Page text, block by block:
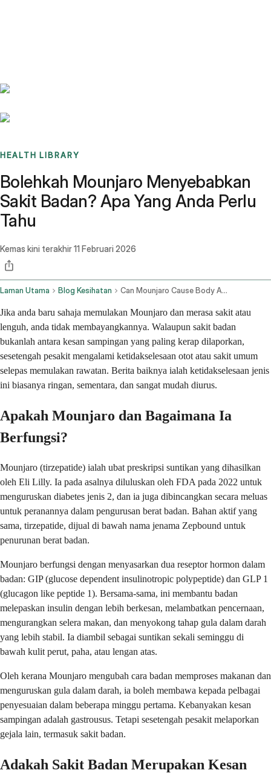
HEALTH LIBRARY
Bolehkah Mounjaro Menyebabkan
Sakit Badan? Apa Yang Anda Perlu
Tahu
Kemas kini terakhir11 Februari 2026
Laman Utama Blog Kesihatan Can Mounjaro Cause Body Aches
Jika anda baru sahaja memulakan Mounjaro dan merasa sakit atau
lenguh, anda tidak membayangkannya. Walaupun sakit badan
bukanlah antara kesan sampingan yang paling kerap dilaporkan,
sesetengah pesakit mengalami ketidakselesaan otot atau sakit umum
selepas memulakan rawatan. Berita baiknya ialah ketidakselesaan jenis
ini biasanya ringan, sementara, dan sangat mudah diurus.
Apakah Mounjaro dan Bagaimana Ia
Berfungsi?
Mounjaro (tirzepatide) ialah ubat preskripsi suntikan yang dihasilkan
oleh Eli Lilly. Ia pada asalnya diluluskan oleh FDA pada 2022 untuk
menguruskan diabetes jenis 2, dan ia juga dibincangkan secara meluas
untuk peranannya dalam pengurusan berat badan. Bahan aktif yang
sama, tirzepatide, dijual di bawah nama jenama Zepbound untuk
penurunan berat badan.
Mounjaro berfungsi dengan menyasarkan dua reseptor hormon dalam
badan: GIP (glucose dependent insulinotropic polypeptide) dan GLP 1
(glucagon like peptide 1). Bersama-sama, ini membantu badan
melepaskan insulin dengan lebih berkesan, melambatkan pencernaan,
mengurangkan selera makan, dan menyokong tahap gula dalam darah
yang lebih stabil. Ia diambil sebagai suntikan sekali seminggu di
bawah kulit perut, paha, atau lengan atas.
Oleh kerana Mounjaro mengubah cara badan memproses makanan dan
menguruskan gula dalam darah, ia boleh membawa kepada pelbagai
penyesuaian dalam beberapa minggu pertama. Kebanyakan kesan
sampingan adalah gastrousus. Tetapi sesetengah pesakit melaporkan
gejala lain, termasuk sakit badan.
Adakah Sakit Badan Merupakan Kesan